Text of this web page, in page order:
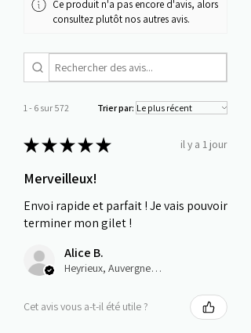
Ce produit n'a pas encore d'avis, alors
consultez plutôt nos autres avis.
1 - 6 sur 572 Trier par:
★★★★★ il y a 1 jour
Merveilleux!
Envoi rapide et parfait ! Je vais pouvoir
terminer mon gilet !
Alice B.
Heyrieux, Auvergne-Rhône-Alpes
Cet avis vous a-t-il été utile ?